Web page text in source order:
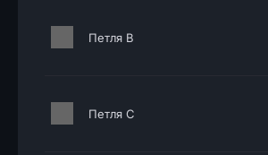
Петля B
Петля C